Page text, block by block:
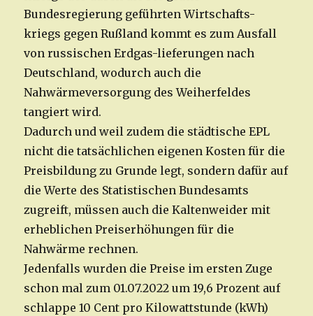
Bundesregierung geführten Wirtschafts-
kriegs gegen Rußland kommt es zum Ausfall
von russischen Erdgas-lieferungen nach
Deutschland, wodurch auch die
Nahwärmeversorgung des Weiherfeldes
tangiert wird.
Dadurch und weil zudem die städtische EPL
nicht die tatsächlichen eigenen Kosten für die
Preisbildung zu Grunde legt, sondern dafür auf
die Werte des Statistischen Bundesamts
zugreift, müssen auch die Kaltenweider mit
erheblichen Preiserhöhungen für die
Nahwärme rechnen.
Jedenfalls wurden die Preise im ersten Zuge
schon mal zum 01.07.2022 um 19,6 Prozent auf
schlappe 10 Cent pro Kilowattstunde (kWh)